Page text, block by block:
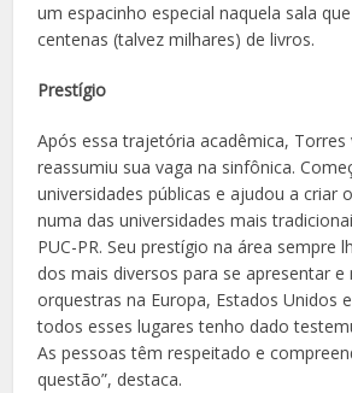
um espacinho especial naquela sala
centenas (talvez milhares) de livros.
Prestígio
Após essa trajetória acadêmica,
reassumiu sua vaga na sinfônica.
universidades públicas e ajudou a criar
numa das universidades mais
PUC-PR. Seu prestígio na área sempre
dos mais diversos para se apresentar e
orquestras na Europa, Estados Unidos
todos esses lugares tenho dado
As pessoas têm respeitado e
questão”, destaca.